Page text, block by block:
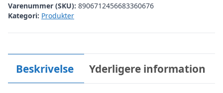
Varenummer (SKU): 8906712456683360676
Kategori: Produkter
Beskrivelse Yderligere information